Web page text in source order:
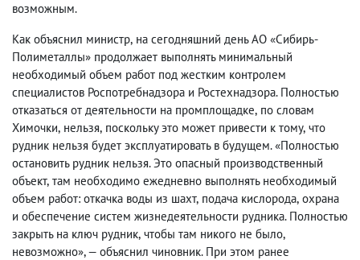
возможным.
Как объяснил министр, на сегодняшний день АО «Сибирь-
Полиметаллы» продолжает выполнять минимальный
необходимый объем работ под жестким контролем
специалистов Роспотребнадзора и Ростехнадзора. Полностью
отказаться от деятельности на промплощадке, по словам
Химочки, нельзя, поскольку это может привести к тому, что
рудник нельзя будет эксплуатировать в будущем. «Полностью
остановить рудник нельзя. Это опасный производственный
объект, там необходимо ежедневно выполнять необходимый
объем работ: откачка воды из шахт, подача кислорода, охрана
и обеспечение систем жизнедеятельности рудника. Полностью
закрыть на ключ рудник, чтобы там никого не было,
невозможно», — объяснил чиновник. При этом ранее